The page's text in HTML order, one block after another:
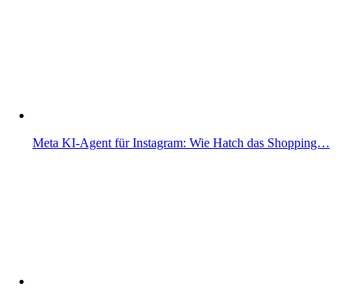
Meta KI-Agent für Instagram: Wie Hatch das Shopping…